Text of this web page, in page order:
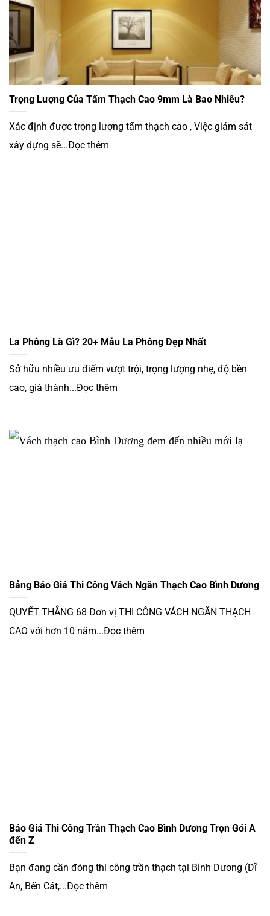
Trọng Lượng Của Tấm Thạch Cao 9mm Là Bao Nhiêu?
Xác định được trọng lượng tấm thạch cao , Việc giám sát
xây dựng sẽ...Đọc thêm
La Phông Là Gì? 20+ Mẫu La Phông Đẹp Nhất
Sở hữu nhiều ưu điểm vượt trội, trọng lượng nhẹ, độ bền
cao, giá thành...Đọc thêm
Bảng Báo Giá Thi Công Vách Ngăn Thạch Cao Bình Dương
QUYẾT THẮNG 68 Đơn vị THI CÔNG VÁCH NGĂN THẠCH
CAO với hơn 10 năm...Đọc thêm
Báo Giá Thi Công Trần Thạch Cao Bình Dương Trọn Gói A
đến Z
Bạn đang cần đóng thi công trần thạch tại Bình Dương (Dĩ
An, Bến Cát,...Đọc thêm